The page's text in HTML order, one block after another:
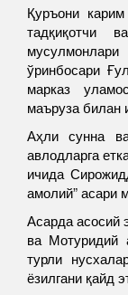
Қуръони
тадқиқотчи
ўринбосари
марказ
маъруза билан
Аҳли сунна
авлодларга
ичида
амолий” асари
Асарда асосий
ва Мотуридий
турли
ёзилгани қайд